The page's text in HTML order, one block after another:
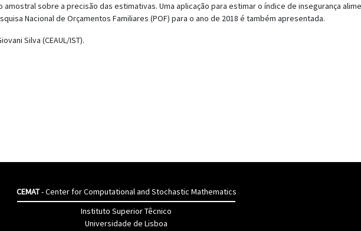
sobre a precisão das estimativas. Uma aplicação para estimar o índice de insegurança
Nacional de Orçamentos Familiares (POF) para o ano de 2018 é também apresentada.
Silva (CEAUL/IST).
CEMAT- Center for Computational and Stochastic Mathematics
Instituto Superior Têcnico
Universidade de Lisboa